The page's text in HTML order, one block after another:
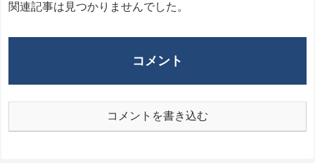
関連記事は見つかりませんでした。
コメント
コメントを書き込む